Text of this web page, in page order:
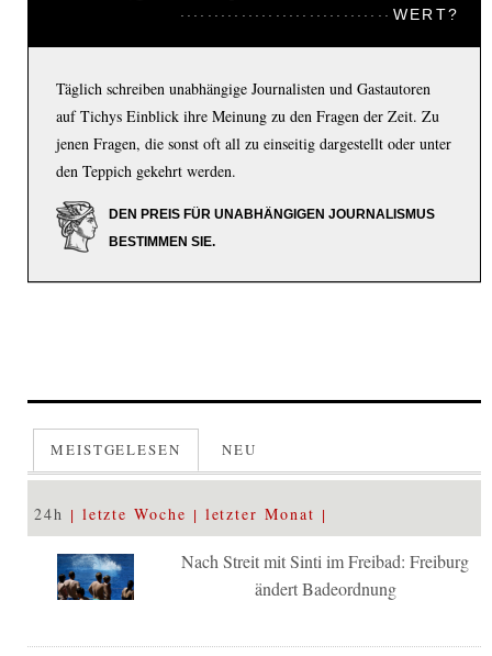
WERT?
Täglich schreiben unabhängige Journalisten und Gastautoren
auf Tichys Einblick ihre Meinung zu den Fragen der Zeit. Zu
jenen Fragen, die sonst oft all zu einseitig dargestellt oder unter
den Teppich gekehrt werden.
DEN PREIS FÜR UNABHÄNGIGEN JOURNALISMUS
BESTIMMEN SIE.
MEISTGELESEN NEU
24h letzte Woche letzter Monat
Nach Streit mit Sinti im Freibad: Freiburg
ändert Badeordnung